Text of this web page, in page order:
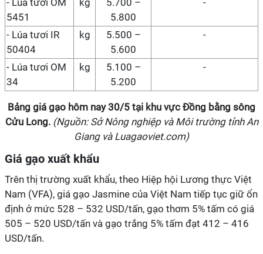
- Lúa tươi OM
5451
kg
5.700 –
5.800
-
- Lúa tươi IR
50404
kg
5.500 –
5.600
-
- Lúa tươi OM
34
kg
5.100 –
5.200
-
Bảng giá gạo hôm nay30/5 tại khu vực Đồng bằng sông
Cửu Long. (Nguồn: Sở Nông nghiệp và Môi trường tỉnh An
Giang và Luagaoviet.com)
Giá gạo xuất khẩu
Trên thị trường xuất khẩu, theo Hiệp hội Lương thực Việt
Nam (VFA), giá gạo Jasmine của Việt Nam tiếp tục giữ ổn
định ở mức 528 – 532 USD/tấn, gạo thơm 5% tấm có giá
505 – 520 USD/tấn và gạo trắng 5% tấm đạt 412 – 416
USD/tấn.